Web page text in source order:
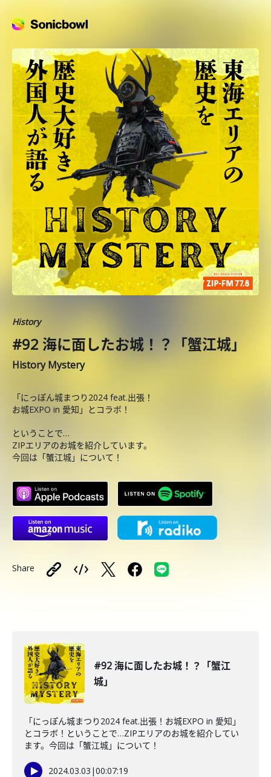
History
#92 海に面したお城！？「蟹江城」
History Mystery
「にっぽん城まつり2024 feat.出張！
お城EXPO in 愛知」とコラボ！
ということで…
ZIPエリアのお城を紹介しています。
今回は「蟹江城」について！
Share
#92 海に面したお城！？「蟹江
城」
「にっぽん城まつり2024 feat.出張！お城EXPO in 愛知」
とコラボ！ということで…ZIPエリアのお城を紹介してい
ます。今回は「蟹江城」について！
2024.03.03 |00:07:19